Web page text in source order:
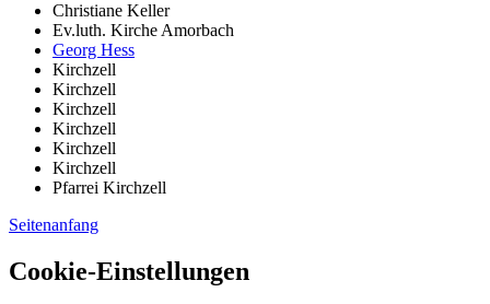
Christiane Keller
Ev.luth. Kirche Amorbach
Georg Hess
Kirchzell
Kirchzell
Kirchzell
Kirchzell
Kirchzell
Kirchzell
Pfarrei Kirchzell
Seitenanfang
Cookie-Einstellungen